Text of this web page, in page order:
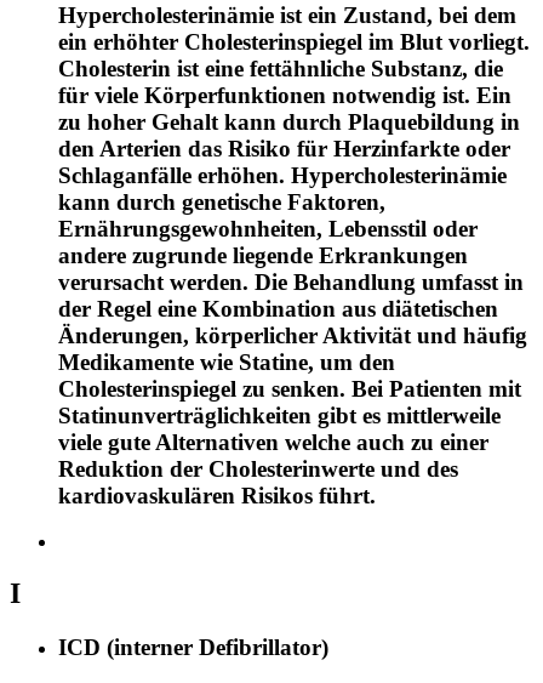
Hypercholesterinämie ist ein Zustand, bei dem
ein erhöhter Cholesterinspiegel im Blut vorliegt.
Cholesterin ist eine fettähnliche Substanz, die
für viele Körperfunktionen notwendig ist. Ein
zu hoher Gehalt kann durch Plaquebildung in
den Arterien das Risiko für Herzinfarkte oder
Schlaganfälle erhöhen. Hypercholesterinämie
kann durch genetische Faktoren,
Ernährungsgewohnheiten, Lebensstil oder
andere zugrunde liegende Erkrankungen
verursacht werden. Die Behandlung umfasst in
der Regel eine Kombination aus diätetischen
Änderungen, körperlicher Aktivität und häufig
Medikamente wie Statine, um den
Cholesterinspiegel zu senken. Bei Patienten mit
Statinunverträglichkeiten gibt es mittlerweile
viele gute Alternativen welche auch zu einer
Reduktion der Cholesterinwerte und des
kardiovaskulären Risikos führt.
I
ICD (interner Defibrillator)